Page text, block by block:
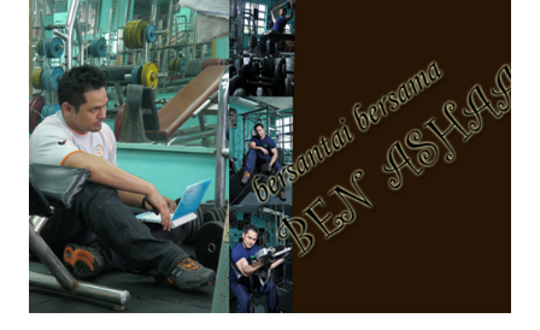
tanya sapa-sapa pun masa tu.. bila fikir-fikirkan balik terasa
jugak masa alahai teruknya kami sebagai ibubapa.. dan kami
terasa jugak semakin teruk bila abg long dah masuk 2 tahun
kat salah satu tadika swasta ni.. tapi nampaknya kenal huruf
pun tak tau.. pengsan aku bila ingat balik.. aku mula fikir
mungkin sebab abg long sendiri jenis budak yang ada
masalah dyslexia.. tapi minor la.. nanti la aku cerita pasal
dyslexia tu.. lepas tu kami buat keputusan pu...